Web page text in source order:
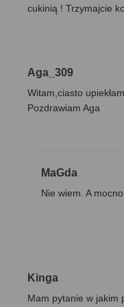
cukinią ! Trzymajcie
Aga_309
Witam,ciasto
Pozdrawiam Aga
MaGda
Nie wiem. A
Kinga
Mam pytanie w jakim